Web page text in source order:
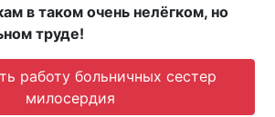
в таком очень нелёгком, но
труде!
работу больничных сестер
милосердия